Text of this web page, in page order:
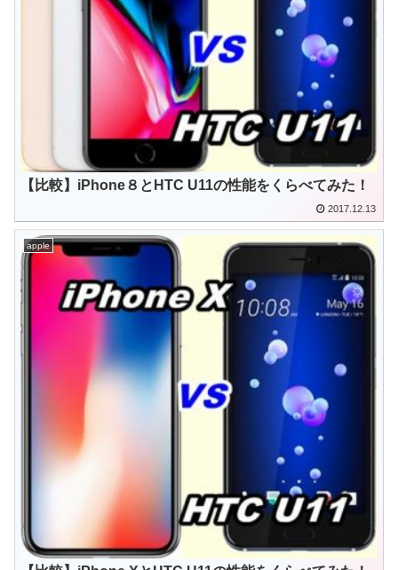
【比較】iPhone８とHTC U11の性能をくらべてみた！
2017.12.13
apple